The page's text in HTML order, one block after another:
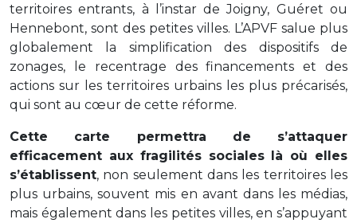
territoires entrants, à l’instar de Joigny, Guéret ou
Hennebont, sont des petites villes. L’APVF salue plus
globalement la simplification des dispositifs de
zonages, le recentrage des financements et des
actions sur les territoires urbains les plus précarisés,
qui sont au cœur de cette réforme.
Cette carte permettra de s’attaquer
efficacement aux fragilités sociales là où elles
s’établissent, non seulement dans les territoires les
plus urbains, souvent mis en avant dans les médias,
mais également dans les petites villes, en s’appuyant